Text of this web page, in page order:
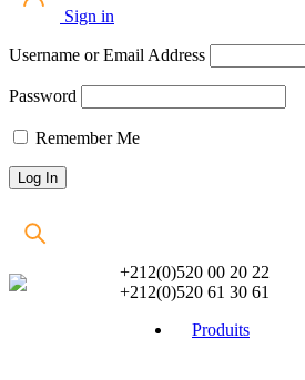
Sign in
Username or Email Address
Password
Remember Me
+212(0)520 00 20 22
+212(0)520 61 30 61
Produits